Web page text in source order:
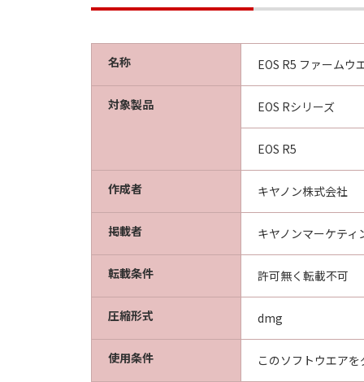
computer software"" and
acquire the Software with
本条項中で使用される"the
「本契約」のいずれかの条項
るものとします。
キヤノン株式会社
名称 EOS R5 ファーム
対象製品 EOS Rシリーズ
EOS R5
作成者 キヤノン株式会社
掲載者 キヤノンマーケテ
転載条件 許可無く転載不可
圧縮形式 dmg
使用条件 このソフトウエア